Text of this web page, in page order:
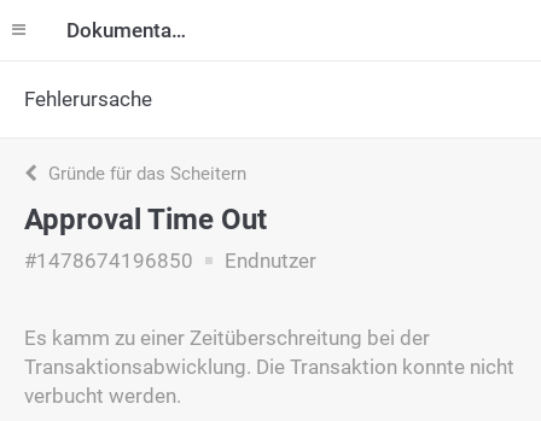
Dokumentation
Fehlerursache
Gründe für das Scheitern
Approval Time Out
#1478674196850 Endnutzer
Es kamm zu einer Zeitüberschreitung bei der
Transaktionsabwicklung. Die Transaktion konnte nicht
verbucht werden.